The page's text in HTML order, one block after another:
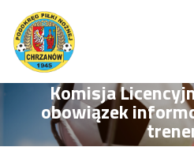
Komisja
obowiązek